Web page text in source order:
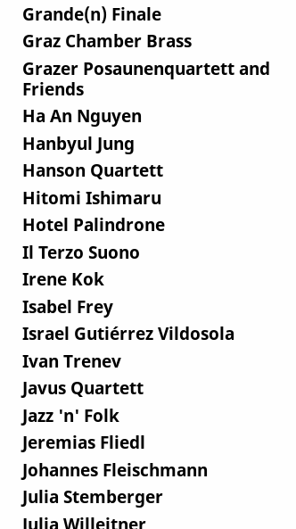
Grande(n) Finale
Graz Chamber Brass
Grazer Posaunenquartett and
Friends
Ha An Nguyen
Hanbyul Jung
Hanson Quartett
Hitomi Ishimaru
Hotel Palindrone
Il Terzo Suono
Irene Kok
Isabel Frey
Israel Gutiérrez Vildosola
Ivan Trenev
Javus Quartett
Jazz 'n' Folk
Jeremias Fliedl
Johannes Fleischmann
Julia Stemberger
Julia Willeitner